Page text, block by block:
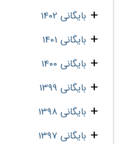
بایگانی 1402
بایگانی 1401
بایگانی 1400
بایگانی 1399
بایگانی 1398
بایگانی 1397